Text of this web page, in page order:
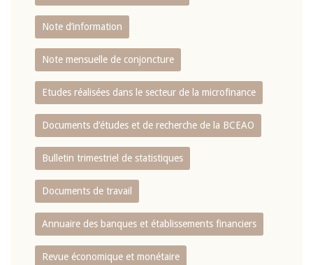
Note d’information
Note mensuelle de conjoncture
Etudes réalisées dans le secteur de la microfinance
Documents d’études et de recherche de la BCEAO
Bulletin trimestriel de statistiques
Documents de travail
Annuaire des banques et établissements financiers
Revue économique et monétaire